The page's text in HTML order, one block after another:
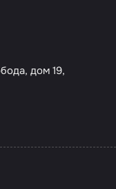
дом 19,